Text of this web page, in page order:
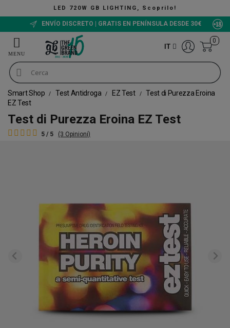
LED 720W GB LIGHTING, Scoprilo!
ENVÍO DISCRETO | GRATIS EN PENÍNSULA DESDE 30€
IT
0
Smart Shop Test Antidroga EZ Test
Test di Purezza Eroina
EZ Test
Test di Purezza Eroina EZ Test
5 / 5 (3 Opinioni)